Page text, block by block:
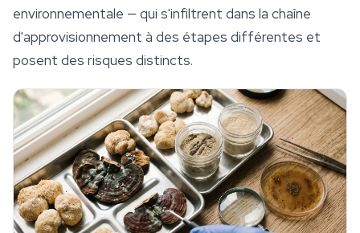
environnementale — qui s'infiltrent dans la chaîne
d'approvisionnement à des étapes différentes et
posent des risques distincts.